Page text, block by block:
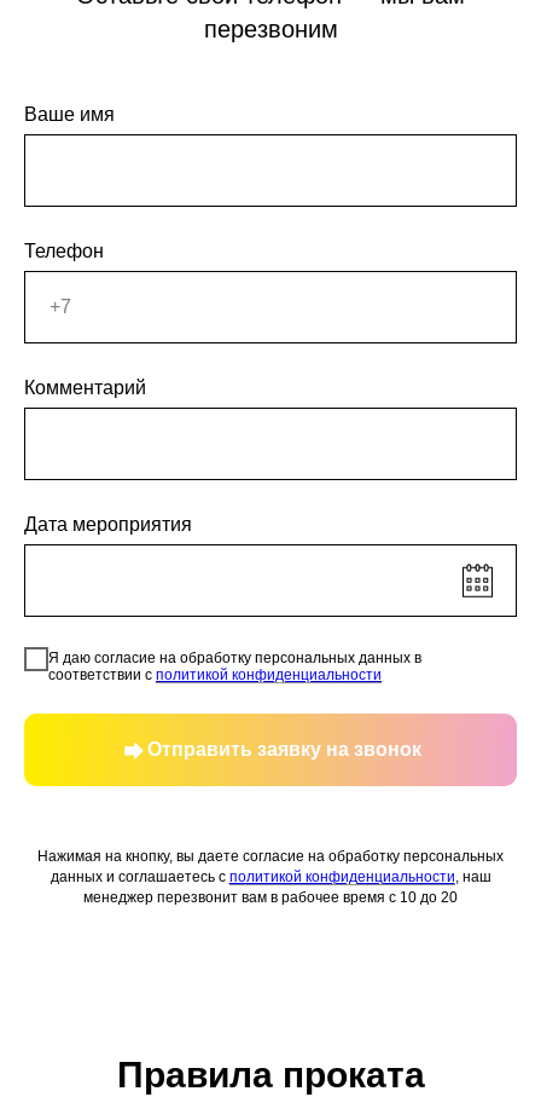
перезвоним
Ваше имя
Телефон
Комментарий
Дата мероприятия
Я даю согласие на обработку персональных данных в
соответствии с политикой конфиденциальности
Отправить заявку на звонок
Нажимая на кнопку, вы даете согласие на обработку персональных
данных и соглашаетесь c политикой конфиденциальности, наш
менеджер перезвонит вам в рабочее время с 10 до 20
Правила проката